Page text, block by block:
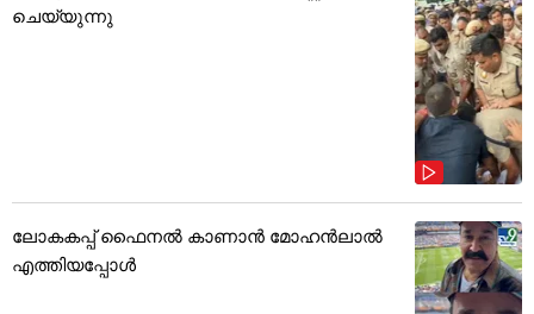
ചെയ്യുന്നു
ലോകകപ്പ് ഫൈനൽ കാണാൻ മോഹൻലാൽ
എത്തിയപ്പോൾ